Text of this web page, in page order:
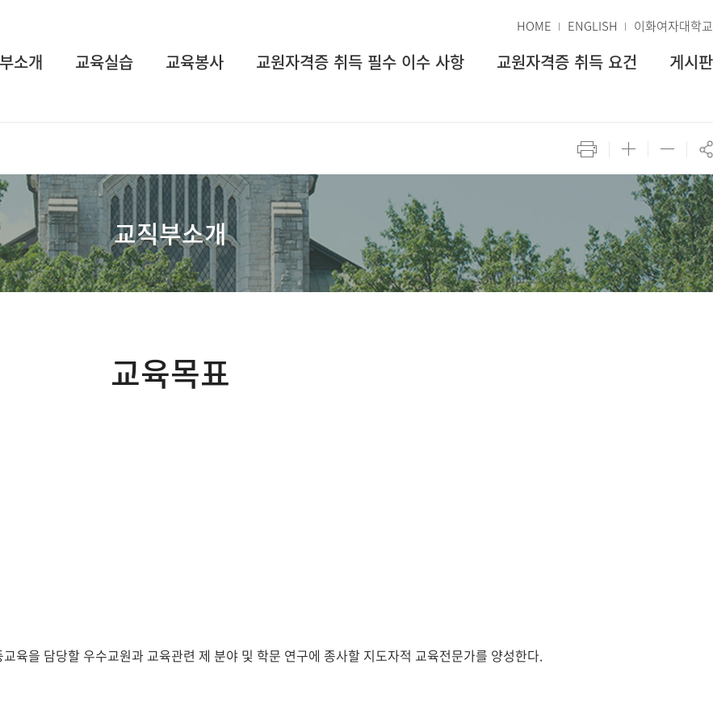
HOME ENGLISH 이화여자대학교
소개 교육실습 교육봉사 교원자격증 취득 필수 이수 사항 교원자격증 취득 요건 게시판
교직부소개
교육목표
육을 담당할 우수교원과 교육관련 제 분야 및 학문 연구에 종사할 지도자적 교육전문가를 양성한다.